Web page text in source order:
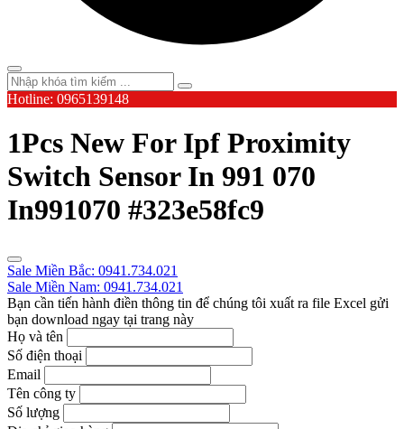
Hotline: 0965139148
1Pcs New For Ipf Proximity
Switch Sensor In 991 070
In991070 #323e58fc9
Sale Miền Bắc: 0941.734.021
Sale Miền Nam: 0941.734.021
Bạn cần tiến hành điền thông tin để chúng tôi xuất ra file Excel gửi
bạn download ngay tại trang này
Họ và tên
Số điện thoại
Email
Tên công ty
Số lượng